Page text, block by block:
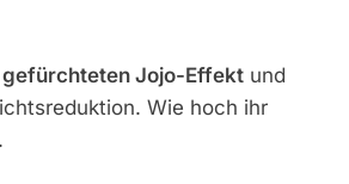
gefürchteten Jojo-Effektund
Wie hoch ihr